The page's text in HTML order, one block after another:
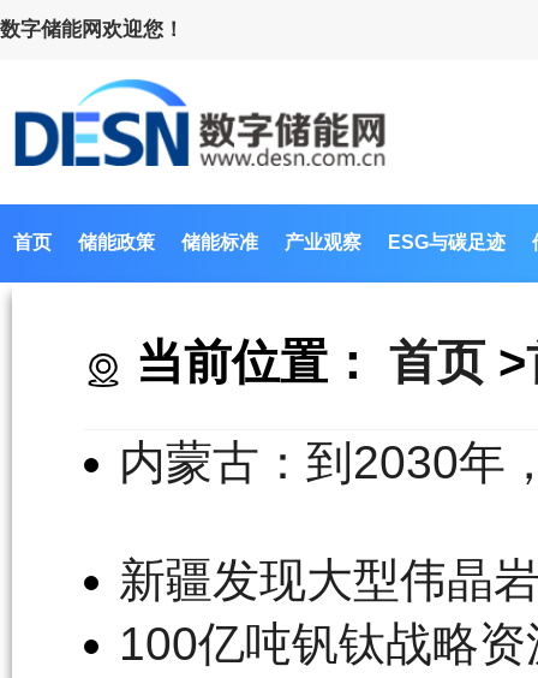
数字储能网欢迎您！
首页 储能政策 储能标准 产业观察 ESG与碳足迹
当前位置： 首页 >
内蒙古：到2030年
新疆发现大型伟晶
100亿吨钒钛战略